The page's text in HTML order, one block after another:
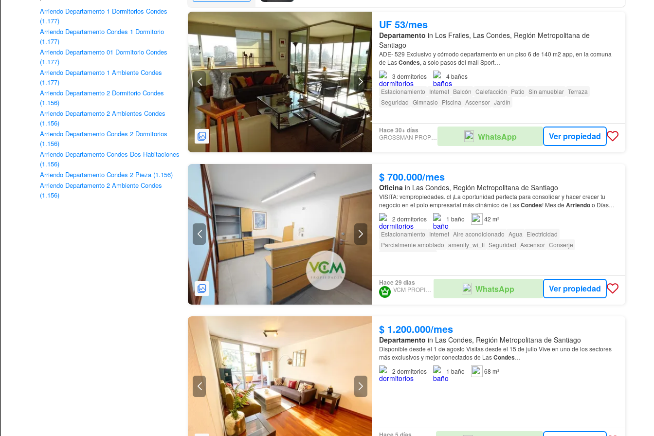
Arriendo Departamento 1 Dormitorios Condes
(1.177)
Arriendo Departamento Condes 1 Dormitorio
(1.177)
Arriendo Departamento 01 Dormitorio Condes
(1.177)
Arriendo Departamento 1 Ambiente Condes
(1.177)
Arriendo Departamento 2 Dormitorio Condes
(1.156)
Arriendo Departamento 2 Ambientes Condes
(1.156)
Arriendo Departamento Condes 2 Dormitorios
(1.156)
Arriendo Departamento Condes Dos Habitaciones
(1.156)
Arriendo Departamento Condes 2 Pieza (1.156)
Arriendo Departamento 2 Ambiente Condes
(1.156)
salas ejecutivas, ofrecemos flexibilidad y libertad que se adaptan a cualquier estilo
de trabajo. Solo ingrese a cualquier ubicación a través de nuestra extensa red
global y comience a trabajar conforme lo necesite. Todas las imágenes que se
muestran en este anuncio pertenecen a nuestras ubicaciones, sin embargo,
podrían no corresponder a este centro en específico. Todos los precios muestran
""desde"", iniciando con el menor rango y están sujetos a cambios, según la
selección y los servicios incluidos. Solicitar ahora
UF 53/mes
Departamento in Los Frailes, Las Condes, Región Metropolitana de
Santiago
ADE- 529 Exclusivo y cómodo departamento en un piso 6 de 140 m2 app, en la comuna
de LasCondes, a solo pasos del mall Sport…
3 dormitorios 4baños
Estacionamiento Internet Balcón Calefacción Patio Sin amueblar Terraza
Seguridad Gimnasio Piscina Ascensor Jardín
Hace 30+ días
GROSSMAN PROPIEDADES WhatsApp Ver propiedad
$ 700.000/mes
Oficina in Las Condes, Región Metropolitana de Santiago
VISITA: vcmpropiedades. cl ¡La oportunidad perfecta para consolidar y hacer crecer tu
negocio en el polo empresarial más dinámico de LasCondes! Mes de Arriendoo Días
Proporcionales.…
2 dormitorios 1 baño
42 m²
Estacionamiento Internet Aire acondicionado Agua Electricidad
Parcialmente amoblado amenity_wi_fi Seguridad Ascensor Conserje
Hace 29 días
VCM PROPIEDADES WhatsApp Ver propiedad
$ 1.200.000/mes
Departamento in Las Condes, Región Metropolitana de Santiago
Disponible desde el 1 de agosto Visitas desde el 15 de julio Vive en uno de los sectores
más exclusivos y mejor conectados de LasCondes…
2 dormitorios 1 baño 68 m²